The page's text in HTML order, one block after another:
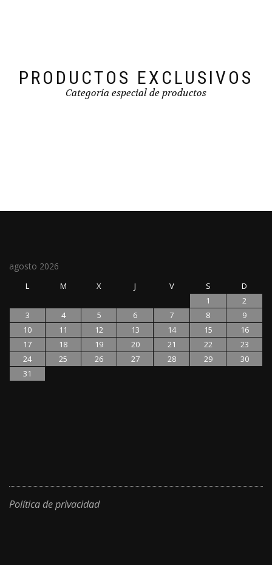
PRODUCTOS EXCLUSIVOS
Categoría especial de productos
agosto 2026
L M X J V S
D
1
2
3
4 5 6 7 8
9
10
11 12 13 14 15
16
17
18 19 20 21 22
23
24
25 26 27 28 29
30
31
Política de privacidad